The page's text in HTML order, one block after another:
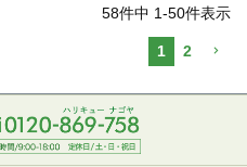
58件中 1-50件表示
1 2